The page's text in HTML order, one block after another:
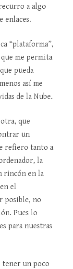
a algo
enlaces.
“plataforma”,
me permita
pueda
así me
de la Nube.
que
un
refiero tanto a
la
rincón en la
el
posible, no
Pues lo
para nuestras
tener un poco